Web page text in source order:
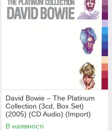
David Bowie – The Platinum
Collection (3cd, Box Set)
(2005) (CD Audio) (Import)
В наявності